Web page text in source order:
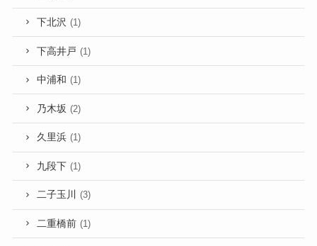
下北沢 (1)
下高井戸 (1)
中浦和 (1)
乃木坂 (2)
久里浜 (1)
九段下 (1)
二子玉川 (3)
二重橋前 (1)